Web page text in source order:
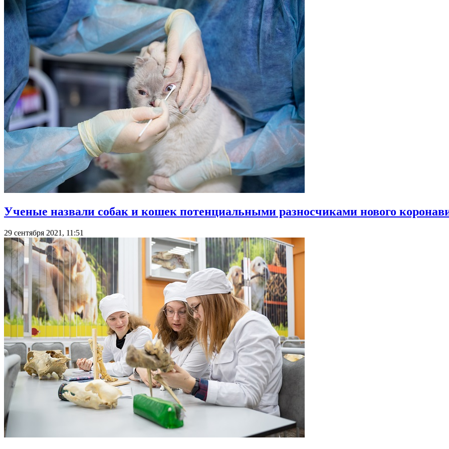
Ученые назвали собак и кошек потенциальными разносчиками нового
29 сентября 2021, 11:51